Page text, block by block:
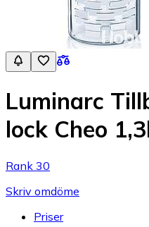
Luminarc
lock Cheo
Rank 30
Skriv omdöme
Priser